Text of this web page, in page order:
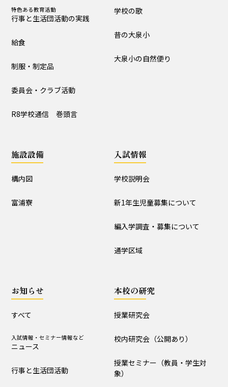
入試情報
新1年生児童募集について
お知らせ
すべて
学校からｰ作成中
本校の研究
校内研究会（公開あり）
いじめ防止基本方針･人権教育全体計画
詳細版
概要版
児童用
特色ある教育活動
行事と生活団活動の実践
給食
制服・制定品
委員会・クラブ活動
R8学校通信 巻頭言
学校の歌
昔の大泉小
大泉小の自然便り
施設設備
構内図
富浦寮
入試情報
学校説明会
新1年生児童募集について
編入学調査・募集について
通学区域
お知らせ
すべて
入試情報・セミナー情報など
ニュース
行事と生活団活動
本校の研究
授業研究会
校内研究会（公開あり）
授業セミナー（教員・学生対
象）